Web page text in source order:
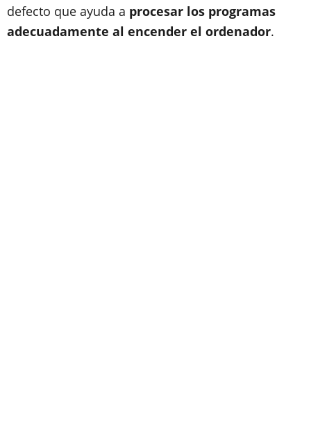
defecto que ayuda a procesar los programas
adecuadamente al encender el ordenador.